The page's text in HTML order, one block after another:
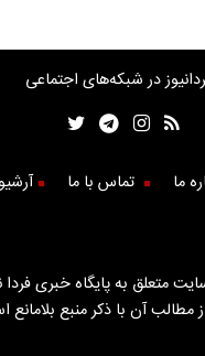
در شبکه‌های اجتماعی
ما تماس با ما
متعلق به پایگاه خبری فردا
مطالب آن با ذکر منبع